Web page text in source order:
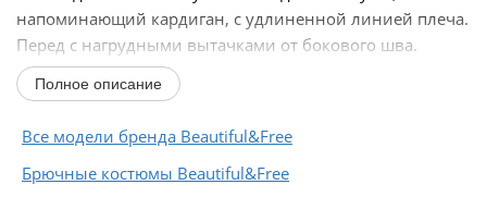
напоминающий кардиган, с удлиненной линией плеча.
Перед с нагрудными вытачками от бокового шва.
Спинка цельнокроеная...
Полное описание
Все модели бренда Beautiful&Free
Брючные костюмы Beautiful&Free